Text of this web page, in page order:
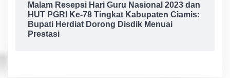
Malam Resepsi Hari Guru Nasional 2023 dan
HUT PGRI Ke-78 Tingkat Kabupaten Ciamis:
Bupati Herdiat Dorong Disdik Menuai
Prestasi